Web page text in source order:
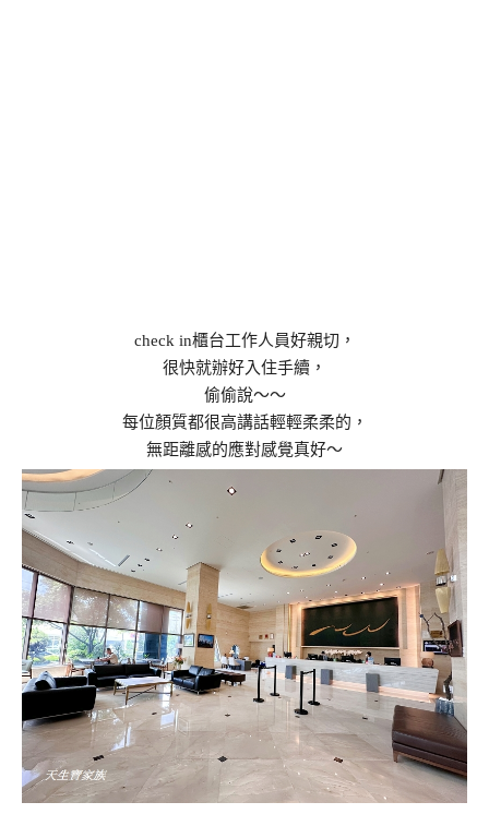
check in櫃台工作人員好親切，
很快就辦好入住手續，
偷偷說～～
每位顏質都很高講話輕輕柔柔的，
無距離感的應對感覺真好～